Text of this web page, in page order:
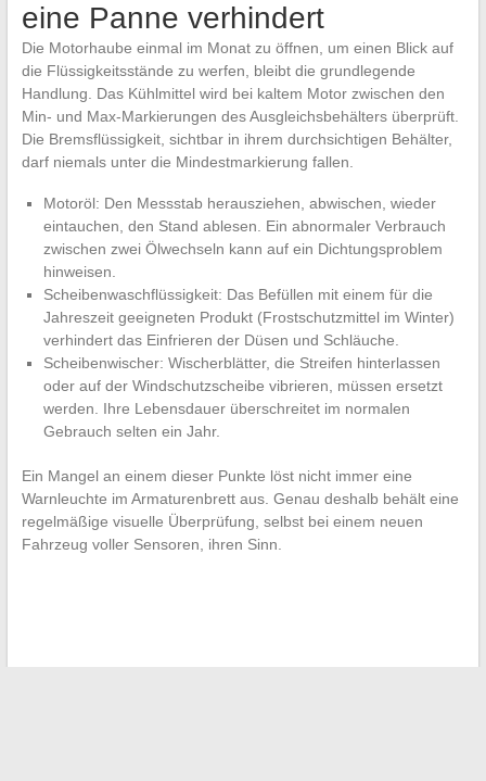
eine Panne verhindert
Die Motorhaube einmal im Monat zu öffnen, um einen Blick auf
die Flüssigkeitsstände zu werfen, bleibt die grundlegende
Handlung. Das Kühlmittel wird bei kaltem Motor zwischen den
Min- und Max-Markierungen des Ausgleichsbehälters überprüft.
Die Bremsflüssigkeit, sichtbar in ihrem durchsichtigen Behälter,
darf niemals unter die Mindestmarkierung fallen.
Motoröl: Den Messstab herausziehen, abwischen, wieder
eintauchen, den Stand ablesen. Ein abnormaler Verbrauch
zwischen zwei Ölwechseln kann auf ein Dichtungsproblem
hinweisen.
Scheibenwaschflüssigkeit: Das Befüllen mit einem für die
Jahreszeit geeigneten Produkt (Frostschutzmittel im Winter)
verhindert das Einfrieren der Düsen und Schläuche.
Scheibenwischer: Wischerblätter, die Streifen hinterlassen
oder auf der Windschutzscheibe vibrieren, müssen ersetzt
werden. Ihre Lebensdauer überschreitet im normalen
Gebrauch selten ein Jahr.
Ein Mangel an einem dieser Punkte löst nicht immer eine
Warnleuchte im Armaturenbrett aus. Genau deshalb behält eine
regelmäßige visuelle Überprüfung, selbst bei einem neuen
Fahrzeug voller Sensoren, ihren Sinn.